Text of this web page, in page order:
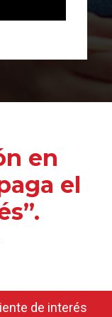
en
el
de interés